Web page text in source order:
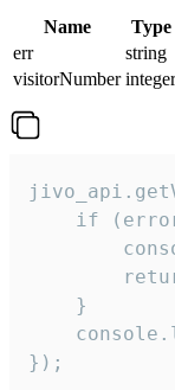
Name Type
err
string
visitorNumber integer
if
    }
});